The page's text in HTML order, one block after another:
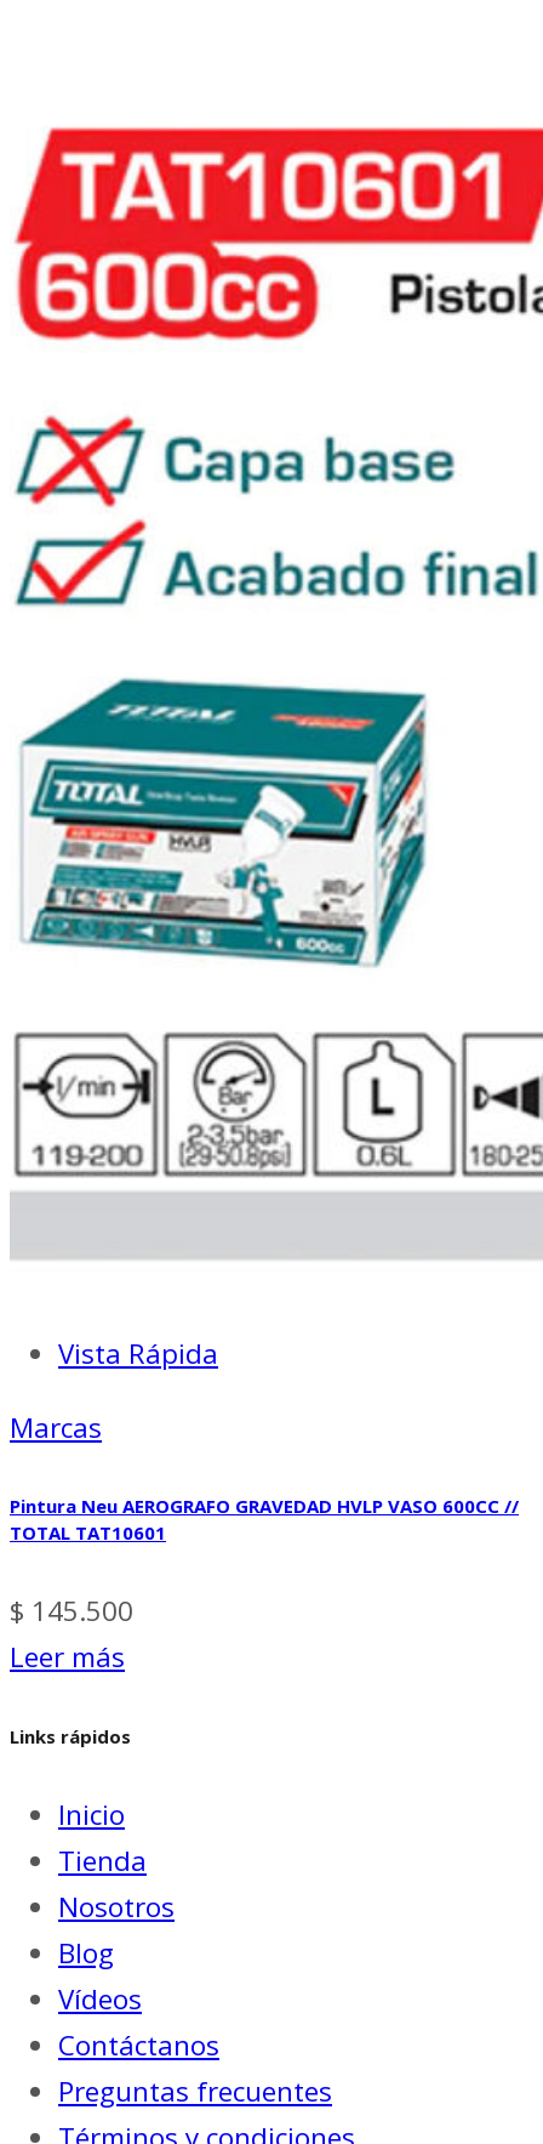
Vista Rápida
Marcas
Pintura Neu AEROGRAFO GRAVEDAD HVLP VASO 600CC //
TOTAL TAT10601
$ 145.500
Leer más
Links rápidos
Inicio
Tienda
Nosotros
Blog
Vídeos
Contáctanos
Preguntas frecuentes